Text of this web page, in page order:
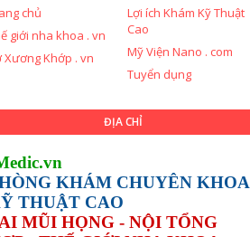
chủ
Lợi ích Khám Kỹ Thuật
Cao
giới nha khoa . vn
Mỹ Viện Nano . com
Xương Khớp . vn
Tuyển dụng
ĐỊA CHỈ
KHÁM CHUYÊN KHOA
THUẬT CAO
MŨI HỌNG - NỘI TỔNG